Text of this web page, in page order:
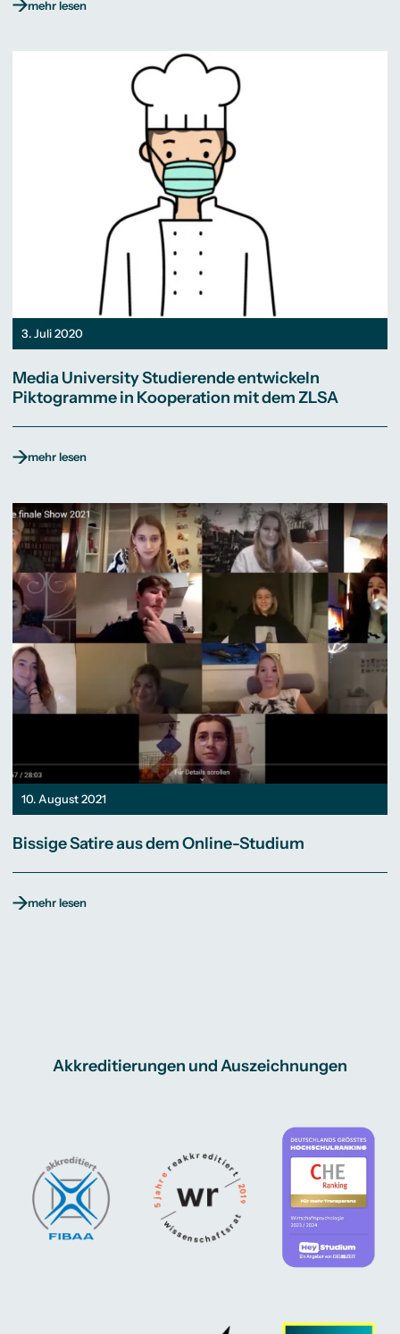
mehr lesen
3. Juli 2020
Media University Studierende entwickeln
Piktogramme in Kooperation mit dem ZLSA
mehr lesen
10. August 2021
Bissige Satire aus dem Online-Studium
mehr lesen
Akkreditierungen und Auszeichnungen